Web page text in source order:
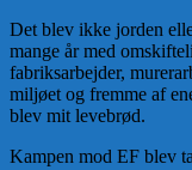
Det blev ikke jorden
mange år med
fabriksarbejder,
miljøet og fremme af
blev mit levebrød.
Kampen mod EF blev